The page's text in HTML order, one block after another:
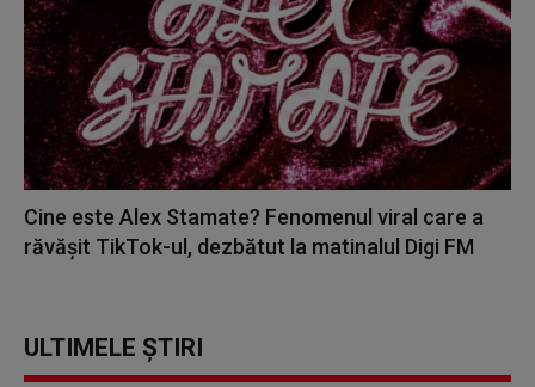
Cine este Alex Stamate? Fenomenul viral care a
răvășit TikTok-ul, dezbătut la matinalul Digi FM
ULTIMELE ȘTIRI